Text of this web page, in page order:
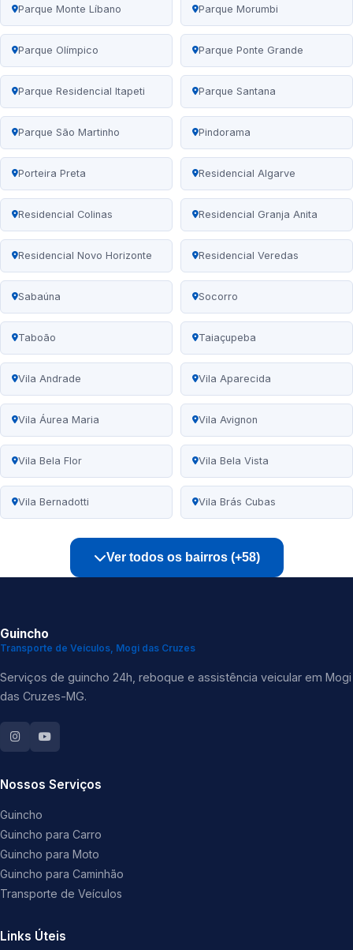
Parque Monte Líbano Parque Morumbi
Parque Olímpico Parque Ponte Grande
Parque Residencial Itapeti Parque Santana
Parque São Martinho Pindorama
Porteira Preta Residencial Algarve
Residencial Colinas Residencial Granja Anita
Residencial Novo Horizonte Residencial Veredas
Sabaúna Socorro
Taboão Taiaçupeba
Vila Andrade Vila Aparecida
Vila Áurea Maria Vila Avignon
Vila Bela Flor Vila Bela Vista
Vila Bernadotti Vila Brás Cubas
Ver todos os bairros (+58)
Guincho
Transporte de Veículos, Mogi das Cruzes
Serviços de guincho 24h, reboque e assistência veicular em Mogi
das Cruzes-MG.
Nossos Serviços
Guincho
Guincho para Carro
Guincho para Moto
Guincho para Caminhão
Transporte de Veículos
Links Úteis